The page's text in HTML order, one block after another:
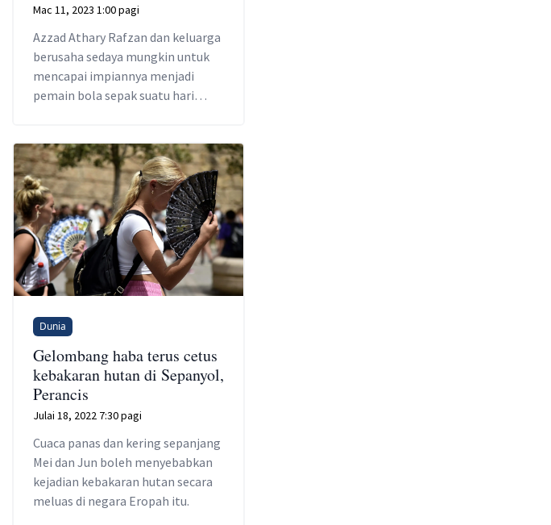
Mac 11, 2023 1:00 pagi
Azzad Athary Rafzan dan keluarga
berusaha sedaya mungkin untuk
mencapai impiannya menjadi
pemain bola sepak suatu hari
Dunia
Gelombang haba terus cetus
kebakaran hutan di Sepanyol,
Perancis
Julai 18, 2022 7:30 pagi
Cuaca panas dan kering sepanjang
Mei dan Jun boleh menyebabkan
kejadian kebakaran hutan secara
meluas di negara Eropah itu.